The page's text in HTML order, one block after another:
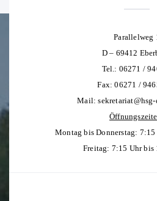
Parallelweg
D – 69412
Tel.: 06271 /
Fax: 06271 /
Mail:
Montag bis Donnerstag:
Freitag: 7:15 Uhr bis